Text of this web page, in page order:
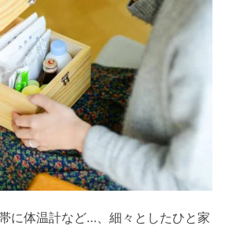
に体温計など…、細々としたひと家